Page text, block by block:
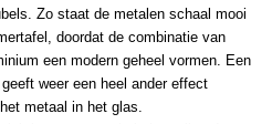
Zo staat de metalen schaal mooi
doordat de combinatie van
een modern geheel vormen. Een
weer een heel ander effect
metaal in het glas.